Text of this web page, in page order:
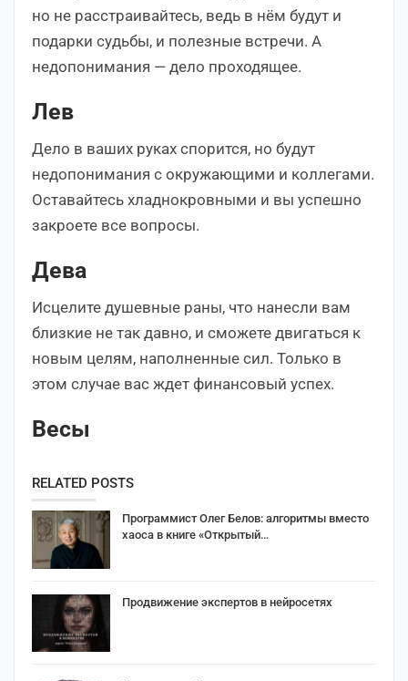
но не расстраивайтесь, ведь в нём будут и
подарки судьбы, и полезные встречи. А
недопонимания — дело проходящее.
Лев
Дело в ваших руках спорится, но будут
недопонимания с окружающими и коллегами.
Оставайтесь хладнокровными и вы успешно
закроете все вопросы.
Дева
Исцелите душевные раны, что нанесли вам
близкие не так давно, и сможете двигаться к
новым целям, наполненные сил. Только в
этом случае вас ждет финансовый успех.
Весы
RELATED POSTS
Программист Олег Белов: алгоритмы вместо
хаоса в книге «Открытый…
Продвижение экспертов в нейросетях